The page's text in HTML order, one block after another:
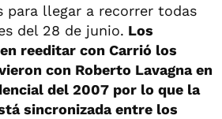
para llegar a recorrer todas
del 28 de junio. Los
reeditar con Carrió los
con Roberto Lavagna en
del 2007 por lo que la
sincronizada entre los